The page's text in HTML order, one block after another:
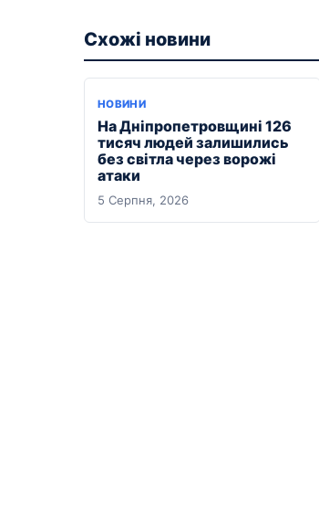
Схожі новини
НОВИНИ
На Дніпропетровщині 126
тисяч людей залишились
без світла через ворожі
атаки
5 Серпня, 2026